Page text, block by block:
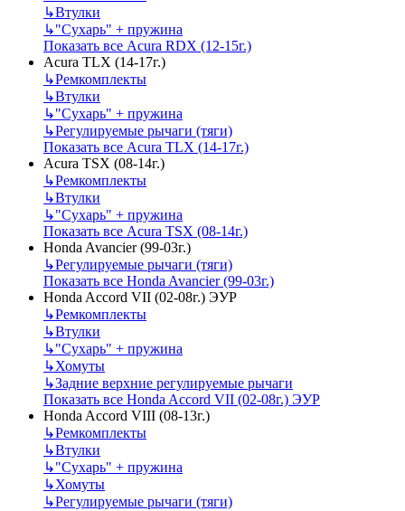
↳Втулки
↳"Сухарь" + пружина
Показать все Acura RDX (12-15г.)
Acura TLX (14-17г.)
↳Ремкомплекты
↳Втулки
↳"Сухарь" + пружина
↳Регулируемые рычаги (тяги)
Показать все Acura TLX (14-17г.)
Acura TSX (08-14г.)
↳Ремкомплекты
↳Втулки
↳"Сухарь" + пружина
Показать все Acura TSX (08-14г.)
Honda Avancier (99-03г.)
↳Регулируемые рычаги (тяги)
Показать все Honda Avancier (99-03г.)
Honda Accord VII (02-08г.) ЭУР
↳Ремкомплекты
↳Втулки
↳"Сухарь" + пружина
↳Хомуты
↳Задние верхние регулируемые рычаги
Показать все Honda Accord VII (02-08г.) ЭУР
Honda Accord VIII (08-13г.)
↳Ремкомплекты
↳Втулки
↳"Сухарь" + пружина
↳Хомуты
↳Регулируемые рычаги (тяги)